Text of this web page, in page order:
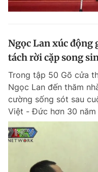
Tiện ích
Thông tin tòa soạn
Đọc Thanh Niên trên
Ngọc Lan xúc động
tách rời cặp song
Trong tập 50 Gõ cửa
Ngọc Lan đến thăm
cường sống sót sau
Việt - Đức hơn 30